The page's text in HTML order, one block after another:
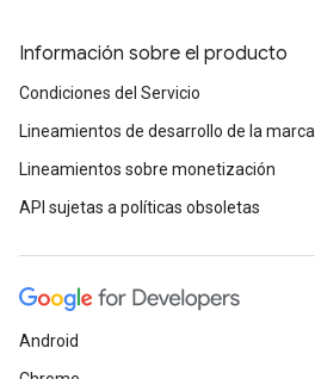
Información sobre el producto
Condiciones del Servicio
Lineamientos de desarrollo de la marca
Lineamientos sobre monetización
API sujetas a políticas obsoletas
Android